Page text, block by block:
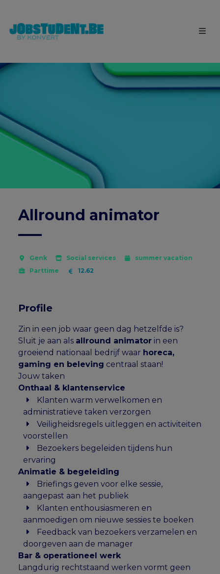
Allround animator
Genk Social services
summer vacation
Parttime
12.62
Profile
Zin in een job waar geen dag hetzelfde is?
Sluit je aan als allround animator in een
groeiend nationaal bedrijf waar horeca,
gaming en beleving centraal staan!
Jouw taken
Onthaal & klantenservice
Klanten warm verwelkomen en
administratieve taken verzorgen
Veiligheidsregels uitleggen en activiteiten
voorstellen
Bezoekers begeleiden tijdens hun
ervaring
Animatie & begeleiding
Briefings geven voor elke sessie,
aangepast aan het publiek
Klanten enthousiasmeren en
aanmoedigen om nieuwe sessies te boeken
Feedback van bezoekers verzamelen en
doorgeven aan de manager
Bar & operationeel werk
Langdurig rechtstaand werken vormt geen